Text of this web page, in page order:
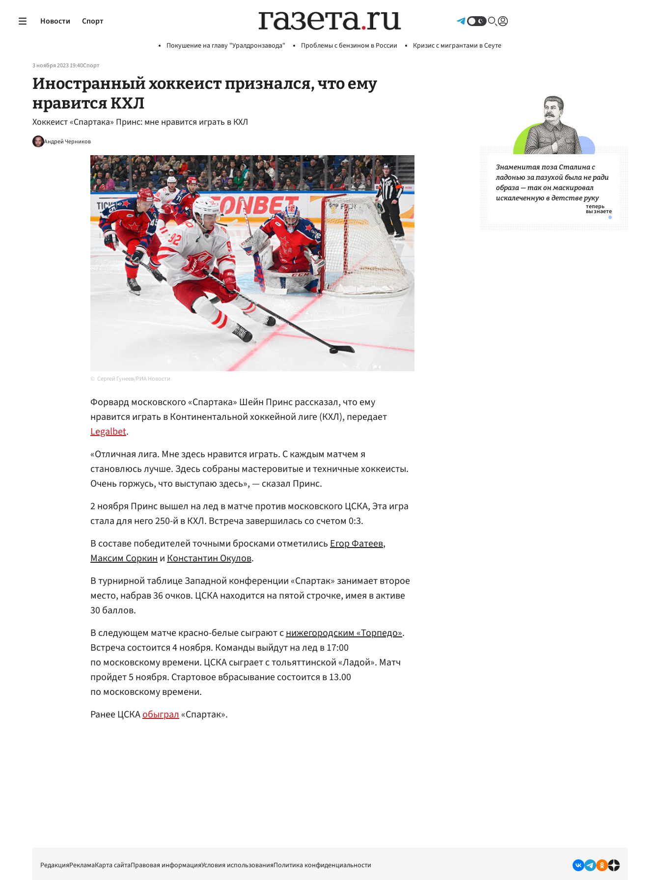
Новости Спорт
Покушение на главу "Уралдронзавода" Проблемы с бензином в России Кризис с мигрантами в Сеуте
3 ноября 2023 19:40Спорт
Иностранный хоккеист признался, что ему
нравится КХЛ
Хоккеист «Спартака» Принс: мне нравится играть в КХЛ
Андрей Черников
Сергей Гунеев/РИА Новости
Форвард московского «Спартака» Шейн Принс рассказал, что ему
нравится играть в Континентальной хоккейной лиге (КХЛ), передает
Legalbet.
«Отличная лига. Мне здесь нравится играть. С каждым матчем я
становлюсь лучше. Здесь собраны мастеровитые и техничные хоккеисты.
Очень горжусь, что выступаю здесь», — сказал Принс.
2 ноября Принс вышел на лед в матче против московского ЦСКА, Эта игра
стала для него 250-й в КХЛ. Встреча завершилась со счетом 0:3.
В составе победителей точными бросками отметилисьЕгор Фатеев,
Максим СоркиниКонстантин Окулов.
В турнирной таблице Западной конференции «Спартак» занимает второе
место, набрав 36 очков. ЦСКА находится на пятой строчке, имея в активе
30 баллов.
В следующем матче красно-белые сыграют снижегородским «Торпедо».
Встреча состоится 4 ноября. Команды выйдут на лед в 17:00
по московскому времени. ЦСКА сыграет с тольяттинской «Ладой». Матч
пройдет 5 ноября. Стартовое вбрасывание состоится в 13.00
по московскому времени.
Ранее ЦСКАобыграл«Спартак».
Знаменитая поза Сталина с
ладонью за пазухой была не ради
образа — так он маскировал
искалеченную в детстве руку
РедакцияРекламаКарта сайтаПравовая информацияУсловия использованияПолитика конфиденциальности